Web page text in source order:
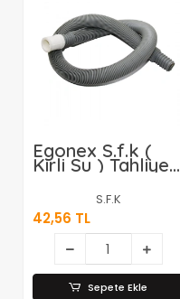
Egonex S.f.k (
Kirli Su ) Tahliye
Hortumu Körüklü
3mt*100S.F.K
42,56 TL
Sepete Ekle